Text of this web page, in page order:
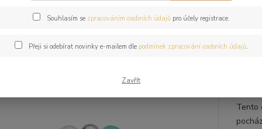
Náramek z přírodních kamenů a perly Swarovski -
z přírodních kamenů a
slunečný kámen
Tento
Souhlasím se zpracováním osobních údajůpro účely registrace.
Přeji si odebírat novinky e-mailem dle podmínek zpracování osobních údajů.
Zavřít